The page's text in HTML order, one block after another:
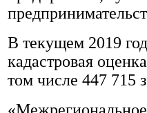
В текущем 2019
кадастровая
том числе 447 715